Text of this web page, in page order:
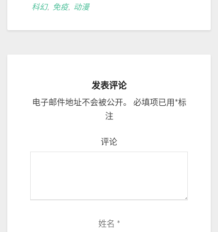
科幻, 免疫, 动漫
发表评论
电子邮件地址不会被公开。 必填项已用 *标
注
评论
姓名 *